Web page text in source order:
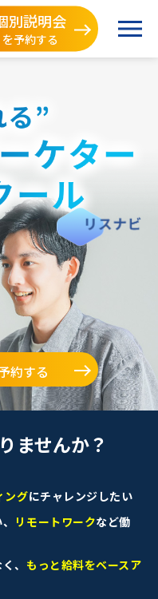
別説明会
を予約する
約する
ませんか？
ングにチャレンジしたい
リモートワークなど働
、 もっと給料をベースア